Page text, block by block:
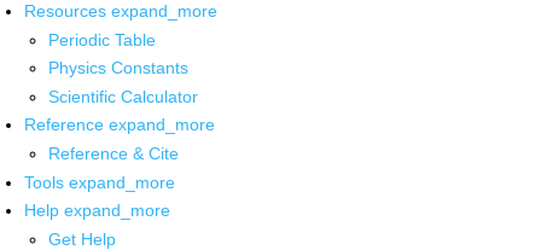
Resources expand_more
Periodic Table
Physics Constants
Scientific Calculator
Reference expand_more
Reference & Cite
Tools expand_more
Help expand_more
Get Help